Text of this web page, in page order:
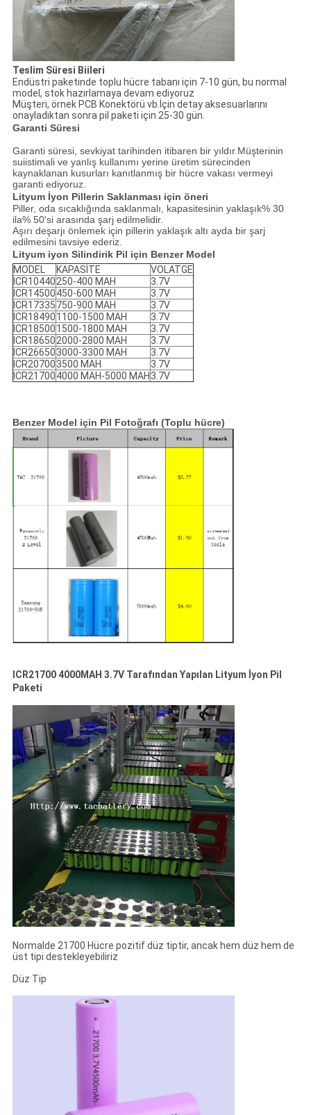
Teslim Süresi Biileri
Endüstri paketinde toplu hücre tabanı için 7-10 gün, bu normal
model, stok hazırlamaya devam ediyoruz
Müşteri, örnek PCB Konektörü vb.İçin detay aksesuarlarını
onayladıktan sonra pil paketi için 25-30 gün.
Garanti Süresi
Garanti süresi, sevkiyat tarihinden itibaren bir yıldır.Müşterinin
suiistimali ve yanlış kullanımı yerine üretim sürecinden
kaynaklanan kusurları kanıtlanmış bir hücre vakası vermeyi
garanti ediyoruz.
Lityum İyon Pillerin Saklanması için öneri
Piller, oda sıcaklığında saklanmalı, kapasitesinin yaklaşık% 30
ila% 50'si arasında şarj edilmelidir.
Aşırı deşarjı önlemek için pillerin yaklaşık altı ayda bir şarj
edilmesini tavsiye ederiz.
Lityum iyon Silindirik Pil için Benzer Model
MODEL
KAPASİTE
VOLATGE
ICR10440250-400 MAH
3.7V
ICR14500450-600 MAH
3.7V
ICR17335750-900 MAH
3.7V
ICR184901100-1500 MAH
3.7V
ICR185001500-1800 MAH
3.7V
ICR186502000-2800 MAH
3.7V
ICR266503000-3300 MAH
3.7V
ICR207003500 MAH
3.7V
ICR217004000 MAH-5000 MAH 3.7V
Benzer Model için Pil Fotoğrafı (Toplu hücre)
ICR21700 4000MAH 3.7V Tarafından Yapılan Lityum İyon Pil
Paketi
Normalde 21700 Hücre pozitif düz tiptir, ancak hem düz hem de
üst tipi destekleyebiliriz
Düz Tip